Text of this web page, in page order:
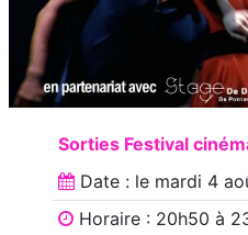
Sorties Festival
Date : le mardi 4
Horaire : 20h50 à